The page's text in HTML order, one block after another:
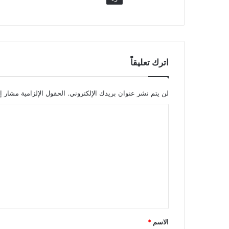
اترك تعليقاً
لن يتم نشر عنوان بريدك الإلكتروني. الحقول الإلزامية مشار
*
الاسم *